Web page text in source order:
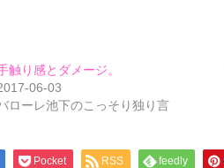
触り感とダメージ。
06-03
ローレ池下のこっそり独り言
Pocket RSS feedly